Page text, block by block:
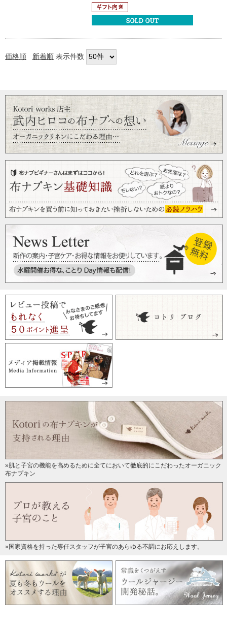
価格順 新着順 表示件数
»肌と子宮の機能を高めるために全てにおいて徹底的にこだわったオーガニック
布ナプキン
»国家資格を持った専任スタッフが子宮のあらゆる不調にお応えします。